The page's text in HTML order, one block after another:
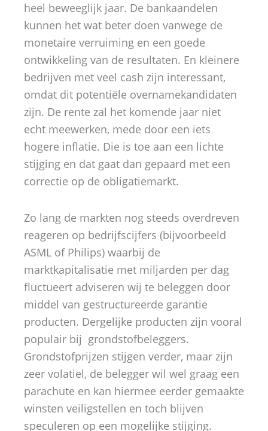
heel beweeglijk jaar. De bankaandelen
kunnen het wat beter doen vanwege de
monetaire verruiming en een goede
ontwikkeling van de resultaten. En kleinere
bedrijven met veel cash zijn interessant,
omdat dit potentiële overnamekandidaten
zijn. De rente zal het komende jaar niet
echt meewerken, mede door een iets
hogere inflatie. Die is toe aan een lichte
stijging en dat gaat dan gepaard met een
correctie op de obligatiemarkt.
Zo lang de markten nog steeds overdreven
reageren op bedrijfscijfers (bijvoorbeeld
ASML of Philips) waarbij de
marktkapitalisatie met miljarden per dag
fluctueert adviseren wij te beleggen door
middel van gestructureerde garantie
producten. Dergelijke producten zijn vooral
populair bij grondstofbeleggers.
Grondstofprijzen stijgen verder, maar zijn
zeer volatiel, de belegger wil wel graag een
parachute en kan hiermee eerder gemaakte
winsten veiligstellen en toch blijven
speculeren op een mogelijke stijging.